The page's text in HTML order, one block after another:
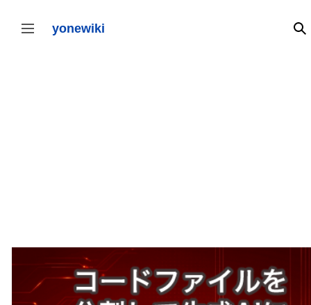
テ
サイドバーの切り替え yonewiki 検